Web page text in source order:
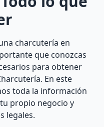
charcutería en
que conozcas
para obtener
En este
toda la información
propio negocio y
legales.